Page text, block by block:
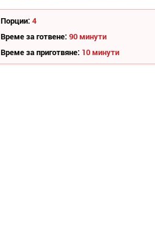
Порции: 4
Време за готвене: 90 минути
Време за приготвяне: 10 минути